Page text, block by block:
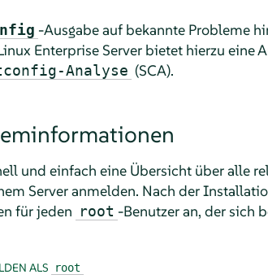
-Ausgabe auf bekannte Probleme
Enterprise Serverbietet hierzu eine
Analyse (SCA).
und einfach eine Übersicht über alle
Server anmelden. Nach der
für jeden root -Benutzer an, der sich
ALS root